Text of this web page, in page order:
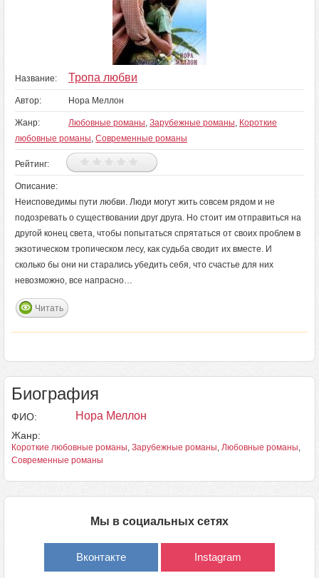
Название: Тропа любви
Автор: Нора Меллон
Жанр: Любовные романы, Зарубежные романы, Короткие
любовные романы, Современные романы
Рейтинг:
Описание:
Неисповедимы пути любви. Люди могут жить совсем рядом и не
подозревать о существовании друг друга. Но стоит им отправиться на
другой конец света, чтобы попытаться спрятаться от своих проблем в
экзотическом тропическом лесу, как судьба сводит их вместе. И
сколько бы они ни старались убедить себя, что счастье для них
невозможно, все напрасно…
Читать
Биография
ФИО: Нора Меллон
Жанр:
Короткие любовные романы, Зарубежные романы, Любовные романы,
Современные романы
Мы в социальных сетях
Вконтакте Instagram